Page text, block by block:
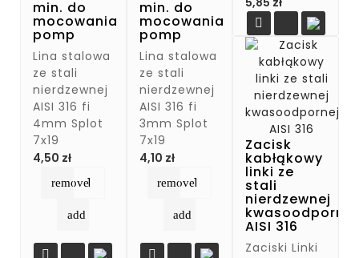
min. do
mocowania
pomp
Lina stalowa
ze stali
nierdzewnej
AISI 316 fi
4mm Splot
7x19
4,50 złCena
remove
add

min. do
mocowania
pomp
Lina stalowa
ze stali
nierdzewnej
AISI 316 fi
3mm Splot
7x19
4,10 złCena
remove
add


Zacisk
kabłąkowy
linki ze
stali
nierdzewnej
kwasoodpornej
AISI 316
Zaciski Linki